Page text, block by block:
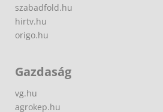
szabadfold.hu
hirtv.hu
origo.hu
Gazdaság
vg.hu
agrokep.hu